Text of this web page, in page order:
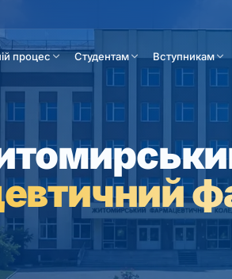
процес Студентам Вступникам